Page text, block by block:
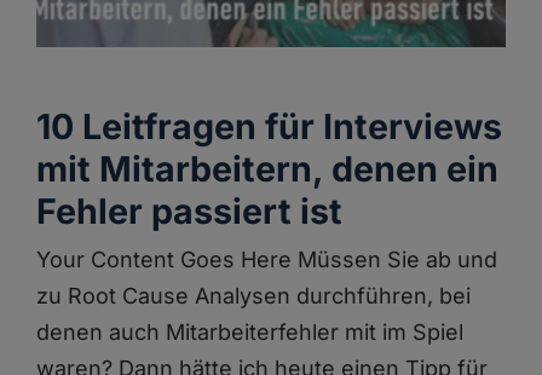
10 Leitfragen für Interviews
mit Mitarbeitern, denen ein
Fehler passiert ist
Your Content Goes Here Müssen Sie ab und
zu Root Cause Analysen durchführen, bei
denen auch Mitarbeiterfehler mit im Spiel
waren? Dann hätte ich heute einen Tipp für